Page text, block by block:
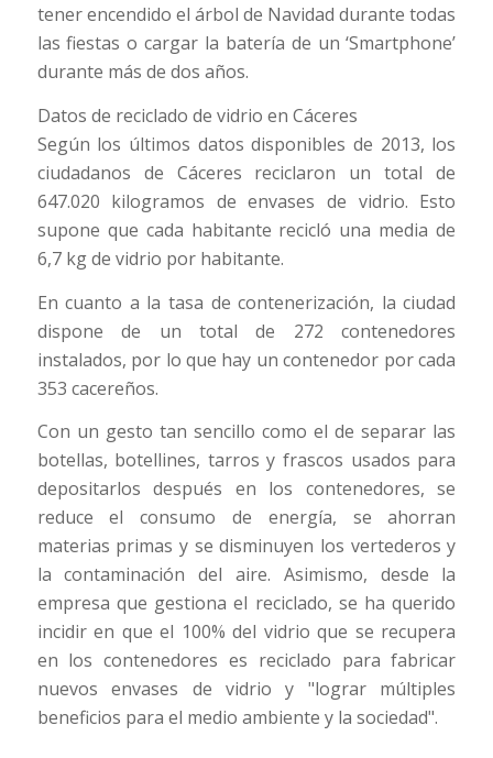
tener encendido el árbol de Navidad durante todas
las fiestas o cargar la batería de un ‘Smartphone’
durante más de dos años.
Datos de reciclado de vidrio en Cáceres
Según los últimos datos disponibles de 2013, los
ciudadanos de Cáceres reciclaron un total de
647.020 kilogramos de envases de vidrio. Esto
supone que cada habitante recicló una media de
6,7 kg de vidrio por habitante.
En cuanto a la tasa de contenerización, la ciudad
dispone de un total de 272 contenedores
instalados, por lo que hay un contenedor por cada
353 cacereños.
Con un gesto tan sencillo como el de separar las
botellas, botellines, tarros y frascos usados para
depositarlos después en los contenedores, se
reduce el consumo de energía, se ahorran
materias primas y se disminuyen los vertederos y
la contaminación del aire. Asimismo, desde la
empresa que gestiona el reciclado, se ha querido
incidir en que el 100% del vidrio que se recupera
en los contenedores es reciclado para fabricar
nuevos envases de vidrio y "lograr múltiples
beneficios para el medio ambiente y la sociedad".